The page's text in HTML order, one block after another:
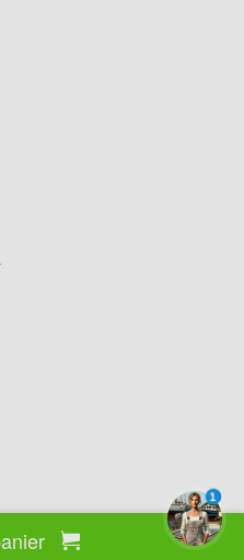
bv
1